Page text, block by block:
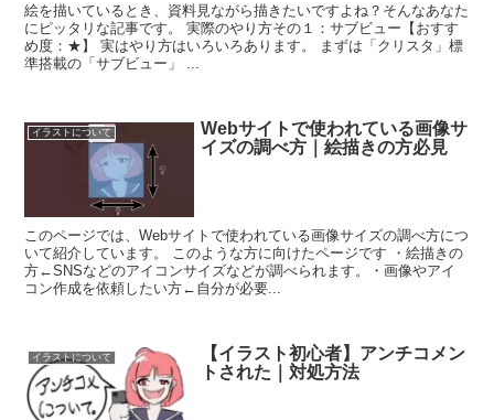
絵を描いているとき、資料見ながら描きたいですよね？そんなあなた
にピッタリな記事です。 実際のやり方その１：サブビュー【おすす
め度：★】 実はやり方はいろいろあります。 まずは「クリスタ」標
準搭載の「サブビュー」 ...
イラストについて
Webサイトで使われている画像サ
イズの調べ方｜絵描きの方必見
このページでは、Webサイトで使われている画像サイズの調べ方につ
いて紹介しています。 このような方に向けたページです ・絵描きの
方←SNSなどのアイコンサイズなどが調べられます。・画像やアイ
コン作成を依頼したい方←自分が必要...
イラストについて
【イラスト初心者】アンチコメン
トされた｜対処方法